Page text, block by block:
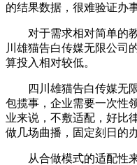
的结果数据，很难验证办
对于需求相对简单的教
川雄猫告白传媒无限公司
算投入相对较低。
四川雄猫告白传媒无限
包揽事，企业需要一次性
业来说，不敷适配，好比
做几场曲播，固定刻日的
从合做模式的适配性来